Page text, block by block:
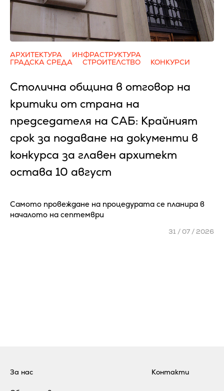
АРХИТЕКТУРА
ИНФРАСТРУКТУРА
ГРАДСКА СРЕДА
СТРОИТЕЛСТВО КОНКУРСИ
Столична община в отговор на
критики от страна на
председателя на САБ: Крайният
срок за подаване на документи в
конкурса за главен архитект
остава 10 август
Самото провеждане на процедурата се планира в
началото на септември
31 / 07 / 2026
За нас Контакти